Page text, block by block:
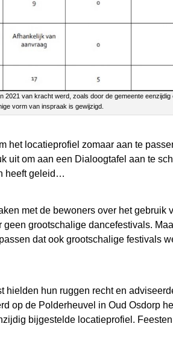
2021 van kracht werd, zoals door de gemeente eenzijdig
vorm van inspraak is gewijzigd.
het locatieprofiel zomaar aan te
om aan een Dialoogtafel aan te
heeft geleid…
met de bewoners over het gebruik
grootschalige dancefestivals.
dat ook grootschalige festivals
hun ruggen recht en
op de Polderheuvel in Oud Osdorp
bijgestelde locatieprofiel.